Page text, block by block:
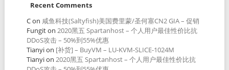
Recent Comments
Con 咸鱼科技(Saltyfish)美国费里蒙/圣何塞CN2 GIA – 促销
Fungiton 2020黑五 Spartanhost – 个人用户最佳性价比抗
DDoS攻击 – 50%到55%优惠
Tianyion [补货] – BuyVM – LU-KVM-SLICE-1024M
Tianyion 2020黑五 Spartanhost – 个人用户最佳性价比抗